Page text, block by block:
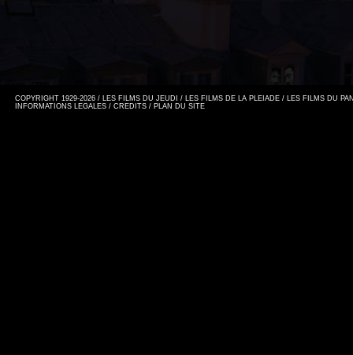
COPYRIGHT 1929-2026 / LES FILMS DU JEUDI / LES FILMS DE LA PLEIADE / LES FILMS DU
INFORMATIONS LEGALES / CREDITS / PLAN DU SITE